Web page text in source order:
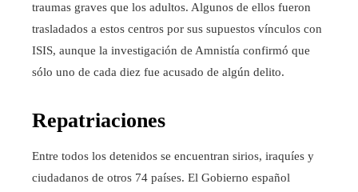
traumas graves que los adultos. Algunos de ellos fueron
trasladados a estos centros por sus supuestos vínculos con
ISIS, aunque la investigación de Amnistía confirmó que
sólo uno de cada diez fue acusado de algún delito.
Repatriaciones
Entre todos los detenidos se encuentran sirios, iraquíes y
ciudadanos de otros 74 países. El Gobierno español